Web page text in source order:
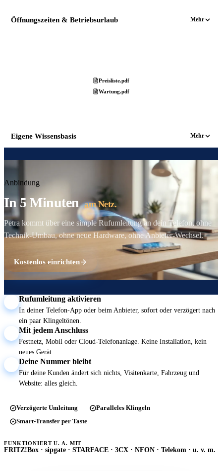
Öffnungszeiten & Betriebsurlaub Mehr
Preisliste.pdf
Wartung.pdf
Eigene Wissensbasis Mehr
Anbindung
In 5 Minutenam Netz.
Petra kommt über eine simple Rufumleitung an dein Telefon, ohne
Technik-Umbau, ohne neue Hardware, ohne Anbieter-Wechsel.
Kostenlos einrichten
Rufumleitung aktivieren
In deiner Telefon-App oder beim Anbieter, sofort oder verzögert nach
ein paar Klingeltönen.
Mit jedem Anschluss
Festnetz, Mobil oder Cloud-Telefonanlage. Keine Installation, kein
neues Gerät.
Deine Nummer bleibt
Für deine Kunden ändert sich nichts, Visitenkarte, Fahrzeug und
Website: alles gleich.
Verzögerte Umleitung
Paralleles Klingeln
Smart-Transfer per Taste
FUNKTIONIERT U. A. MIT
FRITZ!Box · sipgate · STARFACE · 3CX · NFON · Telekom · u. v. m.